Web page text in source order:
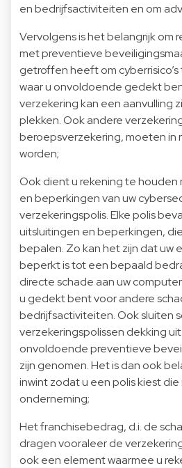
en bedrijfsactiviteiten en om
Vervolgens is het belangrijk om
met preventieve
getroffen heeft om
waar u onvoldoende gedekt
verzekering kan een aanvulling
plekken. Ook andere
beroepsverzekering, moeten in
worden;
Ook dient u rekening te
en beperkingen van uw
verzekeringspolis. Elke polis
uitsluitingen en beperkingen,
bepalen. Zo kan het zijn dat uw
beperkt is tot een bepaald
directe schade aan uw
u gedekt bent voor andere
bedrijfsactiviteiten. Ook sluiten
verzekeringspolissen dekking
onvoldoende preventieve
zijn genomen. Het is dan ook
inwint zodat u een polis kiest
onderneming;
Het franchisebedrag, d.i. de
dragen vooraleer de
ook een element waarmee u